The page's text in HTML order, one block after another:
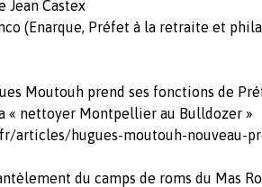
Jean Castex
(Enarque, Préfet à la retraite et
Moutouh prend ses fonctions de
« nettoyer Montpellier au Bulldozer »
articles/hugues-moutouh-nouveau-
du camps de roms du Mas